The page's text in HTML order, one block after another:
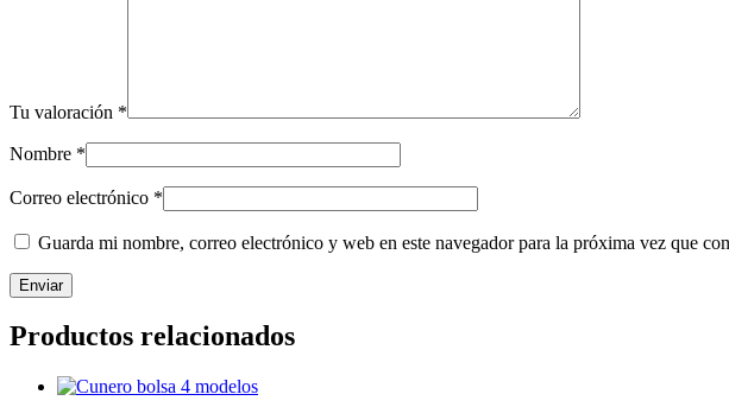
Tu valoración *
Nombre *
Correo electrónico *
Guarda mi nombre, correo electrónico y web en este navegador para la próxima vez que
Productos relacionados